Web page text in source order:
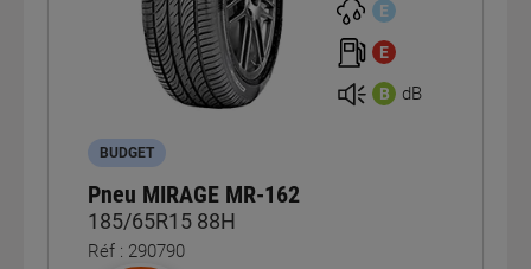
E
E
B dB
BUDGET
Pneu MIRAGE MR-162
185/65R15 88H
Réf : 290790